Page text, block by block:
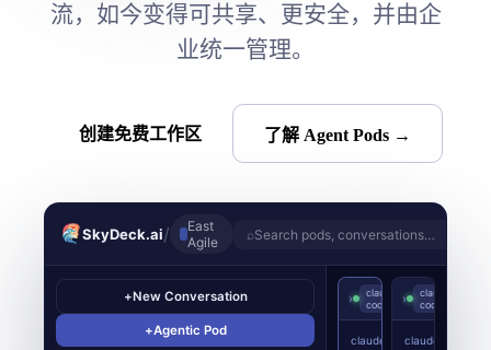
流，如今变得可共享、更安全，并由企
业统一管理。
创建免费工作区 了解 Agent Pods →
SkyDeck.ai/
East
Agile
⌕Search pods, conversations…
+New Conversation
+Agentic Pod
› billing-agent
claude-
code
YOU
claude
› checkout-
claude-
code
claude